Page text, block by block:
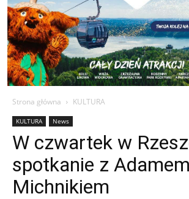
Strona główna KULTURA
KULTURA News
W czwartek w
spotkanie z Adamem
Michnikiem